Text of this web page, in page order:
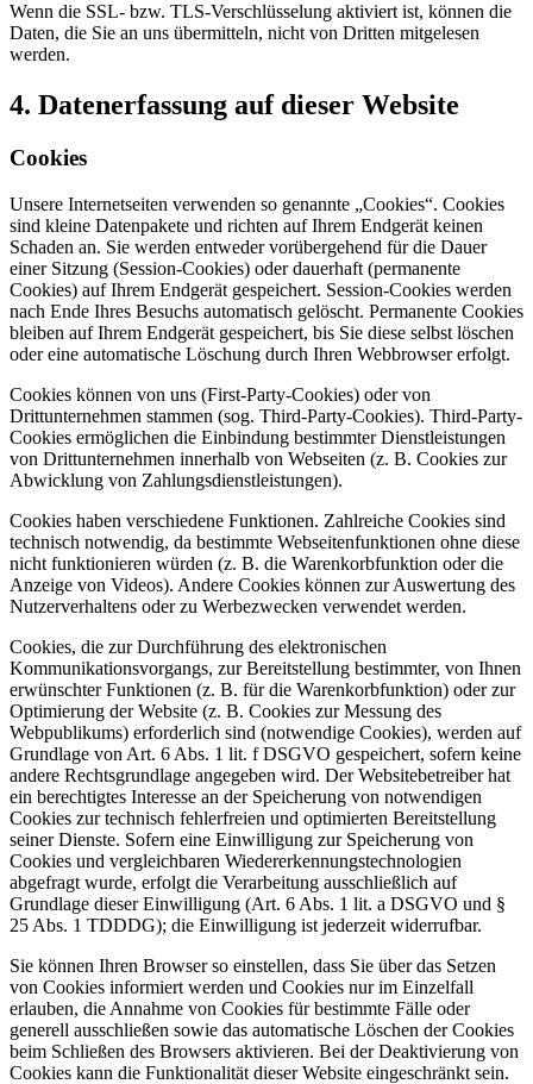
Wenn die SSL- bzw. TLS-Verschlüsselung aktiviert ist, können die
Daten, die Sie an uns übermitteln, nicht von Dritten mitgelesen
werden.
4. Datenerfassung auf dieser Website
Cookies
Unsere Internetseiten verwenden so genannte „Cookies“. Cookies
sind kleine Datenpakete und richten auf Ihrem Endgerät keinen
Schaden an. Sie werden entweder vorübergehend für die Dauer
einer Sitzung (Session-Cookies) oder dauerhaft (permanente
Cookies) auf Ihrem Endgerät gespeichert. Session-Cookies werden
nach Ende Ihres Besuchs automatisch gelöscht. Permanente Cookies
bleiben auf Ihrem Endgerät gespeichert, bis Sie diese selbst löschen
oder eine automatische Löschung durch Ihren Webbrowser erfolgt.
Cookies können von uns (First-Party-Cookies) oder von
Drittunternehmen stammen (sog. Third-Party-Cookies). Third-Party-
Cookies ermöglichen die Einbindung bestimmter Dienstleistungen
von Drittunternehmen innerhalb von Webseiten (z. B. Cookies zur
Abwicklung von Zahlungsdienstleistungen).
Cookies haben verschiedene Funktionen. Zahlreiche Cookies sind
technisch notwendig, da bestimmte Webseitenfunktionen ohne diese
nicht funktionieren würden (z. B. die Warenkorbfunktion oder die
Anzeige von Videos). Andere Cookies können zur Auswertung des
Nutzerverhaltens oder zu Werbezwecken verwendet werden.
Cookies, die zur Durchführung des elektronischen
Kommunikationsvorgangs, zur Bereitstellung bestimmter, von Ihnen
erwünschter Funktionen (z. B. für die Warenkorbfunktion) oder zur
Optimierung der Website (z. B. Cookies zur Messung des
Webpublikums) erforderlich sind (notwendige Cookies), werden auf
Grundlage von Art. 6 Abs. 1 lit. f DSGVO gespeichert, sofern keine
andere Rechtsgrundlage angegeben wird. Der Websitebetreiber hat
ein berechtigtes Interesse an der Speicherung von notwendigen
Cookies zur technisch fehlerfreien und optimierten Bereitstellung
seiner Dienste. Sofern eine Einwilligung zur Speicherung von
Cookies und vergleichbaren Wiedererkennungstechnologien
abgefragt wurde, erfolgt die Verarbeitung ausschließlich auf
Grundlage dieser Einwilligung (Art. 6 Abs. 1 lit. a DSGVO und §
25 Abs. 1 TDDDG); die Einwilligung ist jederzeit widerrufbar.
Sie können Ihren Browser so einstellen, dass Sie über das Setzen
von Cookies informiert werden und Cookies nur im Einzelfall
erlauben, die Annahme von Cookies für bestimmte Fälle oder
generell ausschließen sowie das automatische Löschen der Cookies
beim Schließen des Browsers aktivieren. Bei der Deaktivierung von
Cookies kann die Funktionalität dieser Website eingeschränkt sein.